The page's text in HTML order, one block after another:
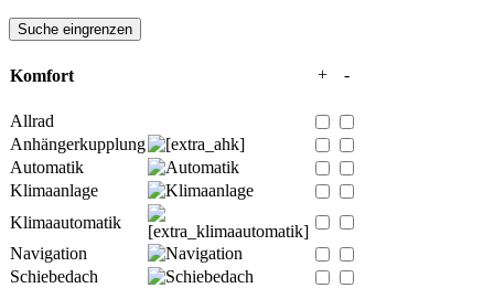
Komfort + -
Allrad
Anhängerkupplung
Automatik
Klimaanlage
Klimaautomatik
Navigation
Schiebedach